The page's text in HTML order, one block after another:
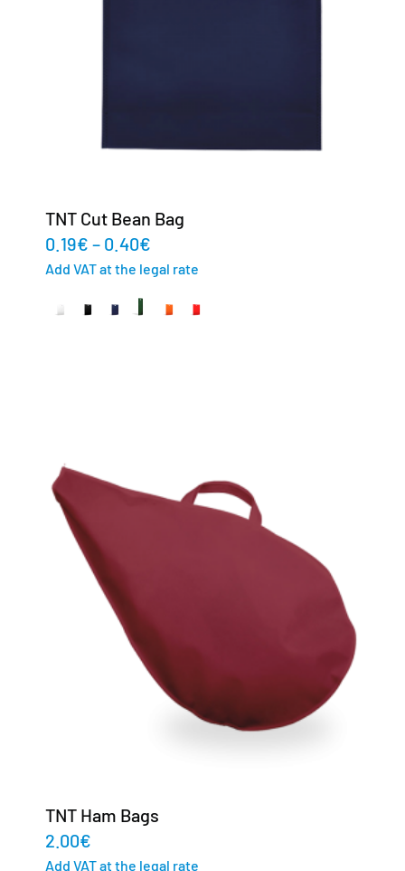
TNT Cut Bean Bag
0.19€ – 0.40€
Add VAT at the legal rate
TNT Ham Bags
2.00€
Add VAT at the legal rate